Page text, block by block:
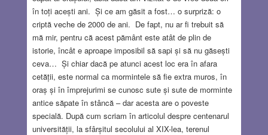
în toți acești ani. Și ce am găsit a fost… o surpriză: o
criptă veche de 2000 de ani. De fapt, nu ar fi trebuit să
mă mir, pentru că acest pământ este atât de plin de
istorie, încât e aproape imposibil să sapi și să nu găsești
ceva… Și chiar dacă pe atunci acest loc era în afara
cetății, este normal ca mormintele să fie extra muros, în
oraș și în împrejurimi se cunosc sute și sute de morminte
antice săpate în stâncă – dar acesta are o poveste
specială. După cum scriam în articolul despre centenarul
universității, la sfârșitul secolului al XIX-lea, terenul